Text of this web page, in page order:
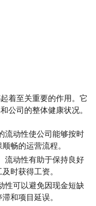
着至关重要的作用。它
公司的整体健康状况。
流动性使公司能够按时
畅的运营流程。
流动性有助于保持良好
时获得工资。
性可以避免因现金短缺
和项目延误。